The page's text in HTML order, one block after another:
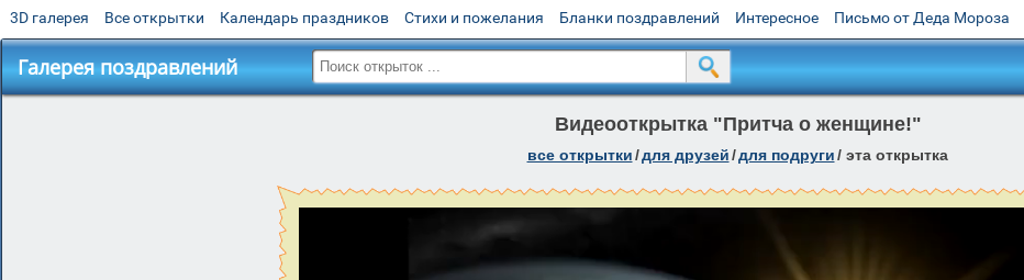
3D галерея Все открытки Календарь праздников Стихи и пожелания Бланки поздравлений Интересное Письмо от Деда Мороза
Галерея поздравлений
Видеооткрытка "Притча о женщине!"
все открытки/для друзей/для подруги/ эта открытка